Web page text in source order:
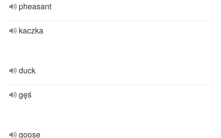
pheasant
kaczka
duck
gęś
goose